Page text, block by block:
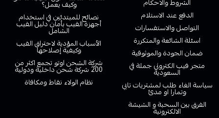
الدفع عند الاستلام
التواصل والاستفسارات
اسئلة الشائعة والمتكررة
ضمان الجودة والموثوقية
متجر فيب الكتروني جملة في
السعودية
سياسة الغاء طلب لمشتريات تابي
وتمارا او مدئ
الفرق بين السحبة و الشيشة
الالكترونية
وكيف يعمل؟
نصائح للمبتدئين في استخدام
أجهزة الفيب بأمان دليل الفيب
الشامل
الأسباب المؤدية لاحتراق الفيب
وكيفية إصلاحها
شركة الشحن اوتو تجمع اكثر من
200 شركة شحن داخلية ودولية
نظام الولاء نقاط ومكافاة